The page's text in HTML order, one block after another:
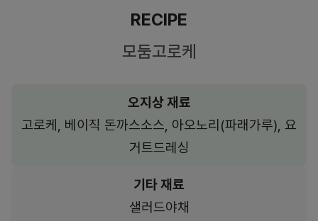
RECIPE
모둠고로케
오지상 재료
고로케, 베이직 돈까스소스, 아오노리(파래가루), 요
거트드레싱
기타 재료
샐러드야채